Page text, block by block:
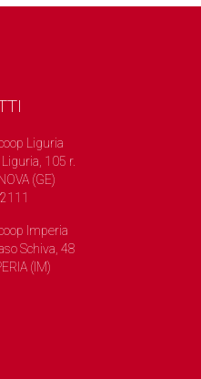
Liguria
105 r.
(GE)
Imperia
Schiva, 48
(IM)